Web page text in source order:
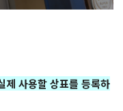
제 사용할 상표를 등록하